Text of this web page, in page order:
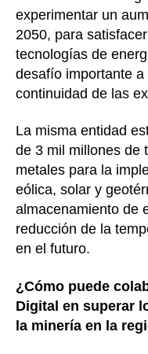
experimentar un
2050, para
tecnologías de
desafío importante
continuidad de las
La misma entidad
de 3 mil millones de
metales para la
eólica, solar y
almacenamiento de
reducción de la
en el futuro.
¿Cómo puede
Digital en superar
la minería en la